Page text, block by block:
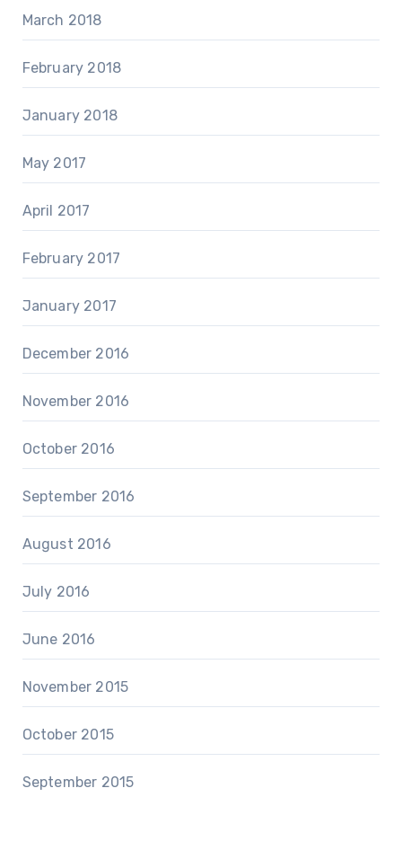
March 2018
February 2018
January 2018
May 2017
April 2017
February 2017
January 2017
December 2016
November 2016
October 2016
September 2016
August 2016
July 2016
June 2016
November 2015
October 2015
September 2015